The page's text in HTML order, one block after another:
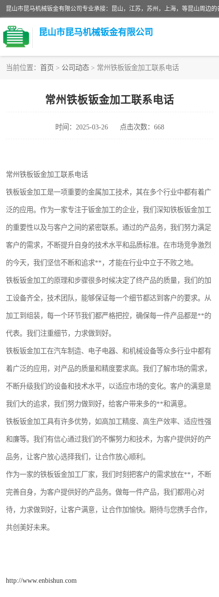
昆山市昆马机械钣金有限公司
当前位置： 首页 > 公司动态 > 常州铁板钣金加工联系电话
常州铁板钣金加工联系电话
时间：2025-03-26 点击次数：668
常州铁板钣金加工联系电话
铁板钣金加工是一项重要的金属加工技术，其在多个行业中都有着广
泛的应用。作为一家专注于钣金加工的企业，我们深知铁板钣金加工
的重要性以及与客户之间的紧密联系。通过的产品务，我们努力满足
客户的需求，不断提升自身的技术水平和品质标准。在市场竞争激烈
的今天，我们坚信不断和追求**，才能在行业中立于不败之地。
铁板钣金加工的原理和步骤很多时候决定了终产品的质量，我们的加
工设备齐全，技术团队，能够保证每一个细节都达到客户的要求。从
加工到组装，每一个环节我们都严格把控，确保每一件产品都是**的
代表。我们注重细节，力求做到好。
铁板钣金加工在汽车制造、电子电器、和机械设备等众多行业中都有
着广泛的应用，对产品的质量和精度要求高。我们了解市场的需求，
不断升级我们的设备和技术水平，以适应市场的变化。客户的满意是
我们大的追求，我们努力做到好，给客户带来多的**和满意。
铁板钣金加工具有许多优势，如高加工精度、高生产效率、适应性强
和廉等。我们有信心通过我们的不懈努力和技术，为客户提供好的产
品务，让客户放心选择我们，让合作放心顺利。
作为一家的铁板钣金加工厂家，我们时刻把客户的需求放在**，不断
完善自身，为客户提供好的产品务。做每一件产品，我们都用心对
待，力求做到好，让客户满意，让合作加愉快。期待与您携手合作，
共创美好未来。
http://www.enbishun.com
不锈钢钣金加工
大理石拼花钣金加工
激光切割钣金加工